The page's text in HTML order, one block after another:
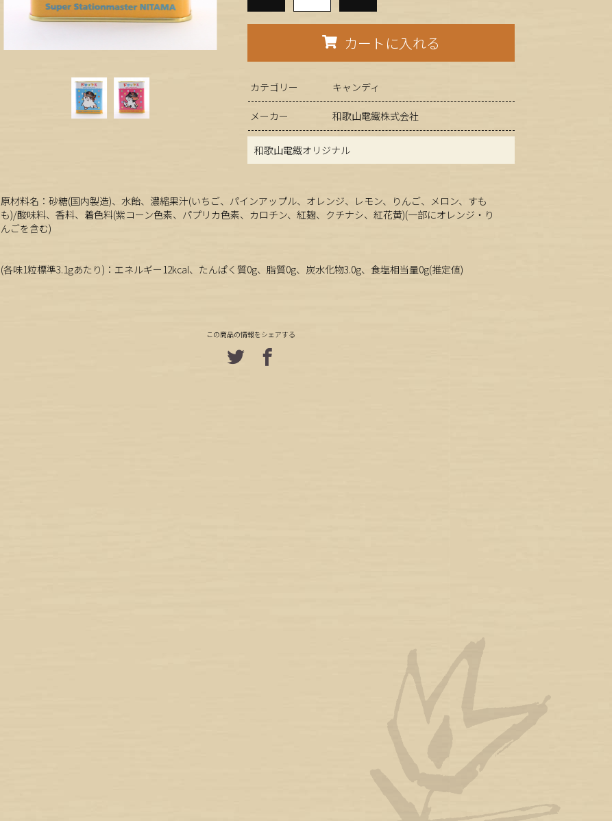
カートに入れる
カテゴリー キャンディ
メーカー 和歌山電鐵株式会社
和歌山電鐵オリジナル
原材料名：砂糖(国内製造)、水飴、濃縮果汁(いちご、パインアップル、オレンジ、レモン、りんご、メロン、すも
も)/酸味料、香料、着色料(紫コーン色素、パプリカ色素、カロチン、紅麹、クチナシ、紅花黄)(一部にオレンジ・り
んごを含む)
(各味1粒標準3.1gあたり)：エネルギー12kcal、たんぱく質0g、脂質0g、炭水化物3.0g、食塩相当量0g(推定値)
この商品の情報をシェアする